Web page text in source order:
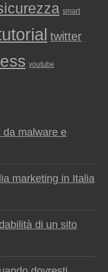
smart
twitter
youtube
malware e
marketing in Italia
di un sito